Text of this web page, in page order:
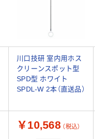
川口技研 室内用ホス
クリーンスポット型
SPD型 ホワイト
SPDL-W 2本（直送品）
￥10,568 （税込）